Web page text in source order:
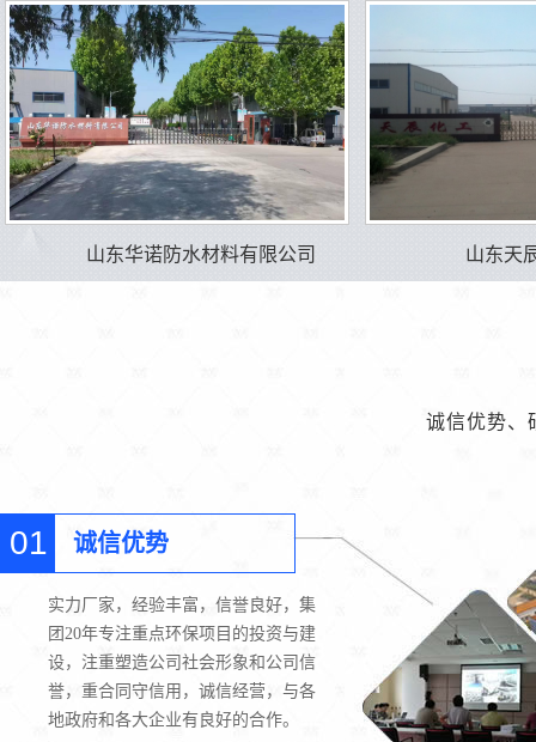
山东华诺防水材料有限公司 山东天
诚信优势、
01 诚信优势
实力厂家，经验丰富，信誉良好，集
团20年专注重点环保项目的投资与建
设，注重塑造公司社会形象和公司信
誉，重合同守信用，诚信经营，与各
地政府和各大企业有良好的合作。